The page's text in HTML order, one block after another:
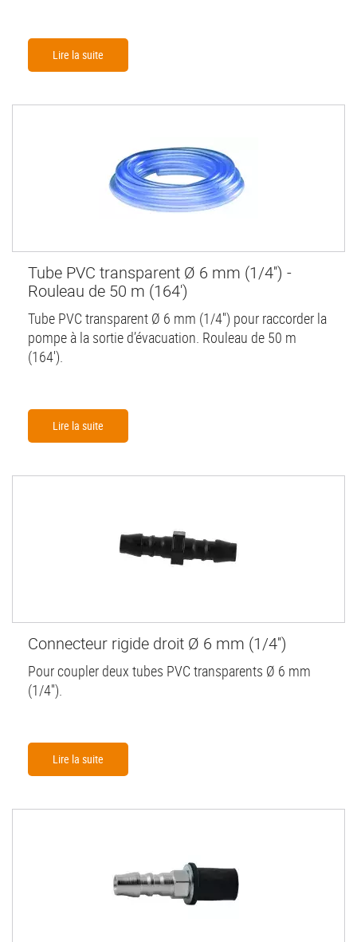
Lire la suite
Tube PVC transparent Ø 6 mm (1/4'') -
Rouleau de 50 m (164')
Tube PVC transparent Ø 6 mm (1/4'') pour raccorder la
pompe à la sortie d’évacuation. Rouleau de 50 m
(164').
Lire la suite
Connecteur rigide droit Ø 6 mm (1/4'')
Pour coupler deux tubes PVC transparents Ø 6 mm
(1/4'').
Lire la suite